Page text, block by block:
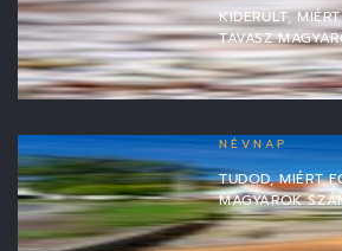
KIDERÜLT,
TAVASZ
NÉVNAP
TUDOD, MIÉRT
MAGYAROK